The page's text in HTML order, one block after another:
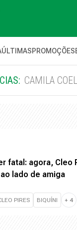
ÚLTIMASPROMOÇÕES
CAMILA
fatal: agora, Cleo
lado de amiga
PIRES BIQUÍNI + 4